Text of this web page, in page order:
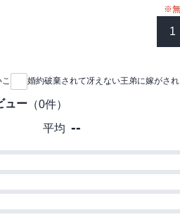
れる美丈夫となり、そんな夫にこ
『婚約破棄されて冴えない王弟に
にわかには信じられないリズだっ
なり彼を一流の男に育てることを決
また大食いで威厳も感じられず、と
とはいえ、ポールと絶対に幸せに
と向き合うことに。
初めは王太子を見返すためだった
トに励む彼と一緒に過ごすうちに
んどんポールに惹かれていく・・・
れる美丈夫となり、そんな夫にこ
『婚約破棄されて冴えない王弟に嫁
※無
1
婚約破棄されて冴えない王弟に嫁がさ
ュー （0件）
平均 --